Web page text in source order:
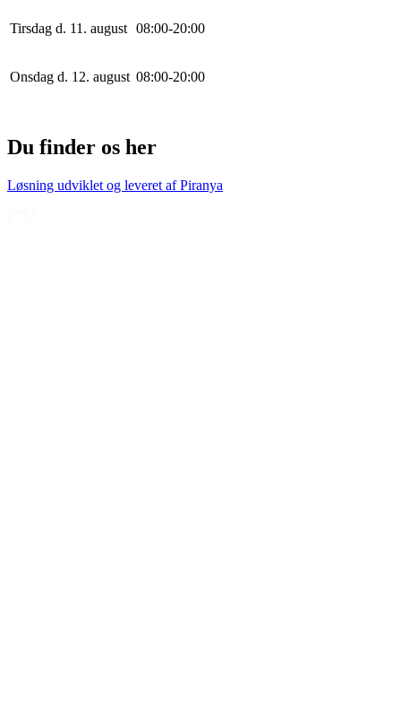
Tirsdag d. 11. august 08:00-20:00
Onsdag d. 12. august 08:00-20:00
Du finder os her
Løsning udviklet og leveret afPiranya